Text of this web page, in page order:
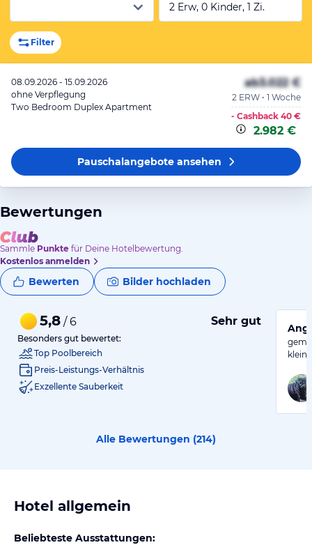
2 Erw, 0 Kinder, 1 Zi.
Filter
08.09.2026 - 15.09.2026
ohne Verpflegung
Two Bedroom Duplex Apartment
ab3.022 €
2 ERW • 1 Woche
- Cashback 40 €
2.982 €
Pauschalangeboteansehen
Bewertungen
Sammle Punkte für Deine Hotelbewertung.
Kostenlos anmelden
Bewerten Bilder hochladen
5,8 / 6 Sehr gut
Besonders gut bewertet:
Top Poolbereich
Preis-Leistungs-Verhältnis
Exzellente Sauberkeit
Alle Bewertungen (214)
Hotel allgemein
Beliebteste Ausstattungen: